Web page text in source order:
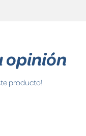
opinión
producto!